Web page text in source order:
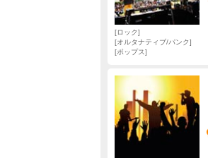
ロック
オルタナティブ/パンク
ポップス